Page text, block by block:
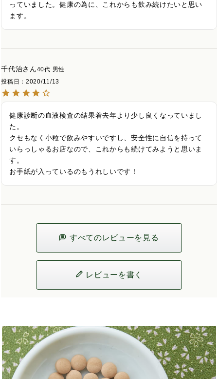
っていました。健康の為に、これからも飲み続けたいと思い
ます。
千代治 40代 男性
投稿日
2020/11/13
健康診断の血液検査の結果着去年より少し良くなっていまし
た。
クセもなく小粒で飲みやすいですし、安全性に自信を持って
いらっしゃるお店なので、これからも続けてみようと思いま
す。
お手紙が入っているのもうれしいです！
すべてのレビューを見る
レビューを書く